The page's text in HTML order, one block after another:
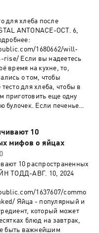
для хлеба после
1680662/will-
Если вы надеетесь
время на кухне, то,
о том, чтобы
для хлеба, чтобы в
приготовить еще одну
булочек. Если печенье
вы можете положиться
камеру и все равно
буханку. При тщательной
хранении тесто
после длительного
10
мифов о яйцах
10 распространенных
ТОДД-АВГ. 10, 2024
1637607/commo
Яйца - популярный и
который может
блюд на завтрак,
быть важнейшим